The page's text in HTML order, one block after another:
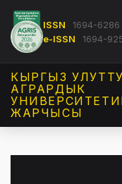
ISSN
1694-6286
e-ISSN
1694-
КЫРГЫЗ
АГРАРДЫК
ЖАРЧЫСЫ